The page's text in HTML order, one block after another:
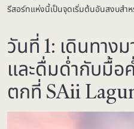
รีสอร์ทแห่งนี้เป็นจุดเริ่มต้นอันสงบสำ
วันที่ 1: เดินทาง
และดื่มด่ำกับมื้อ
ตกที่ SAii